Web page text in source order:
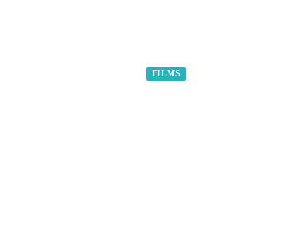
FILMS